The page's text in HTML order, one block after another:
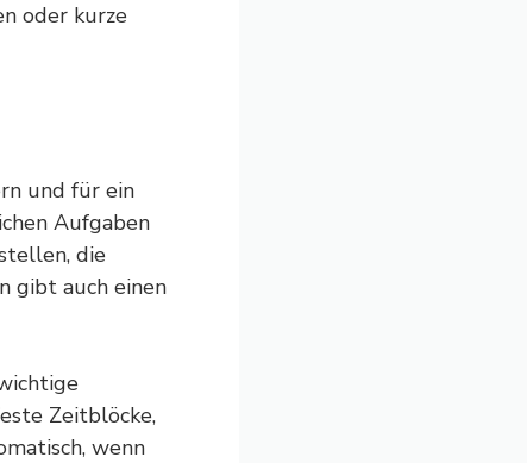
oder kurze
und für ein
Aufgaben
die
gibt auch einen
Zeitblöcke,
wenn